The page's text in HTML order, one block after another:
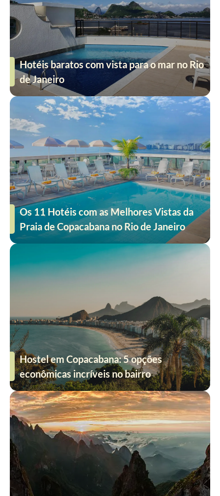
Hotéis baratos com vista para o mar no Rio
de Janeiro
Os 11 Hotéis com as Melhores Vistas da
Praia de Copacabana no Rio de Janeiro
Hostel em Copacabana: 5 opções
econômicas incríveis no bairro